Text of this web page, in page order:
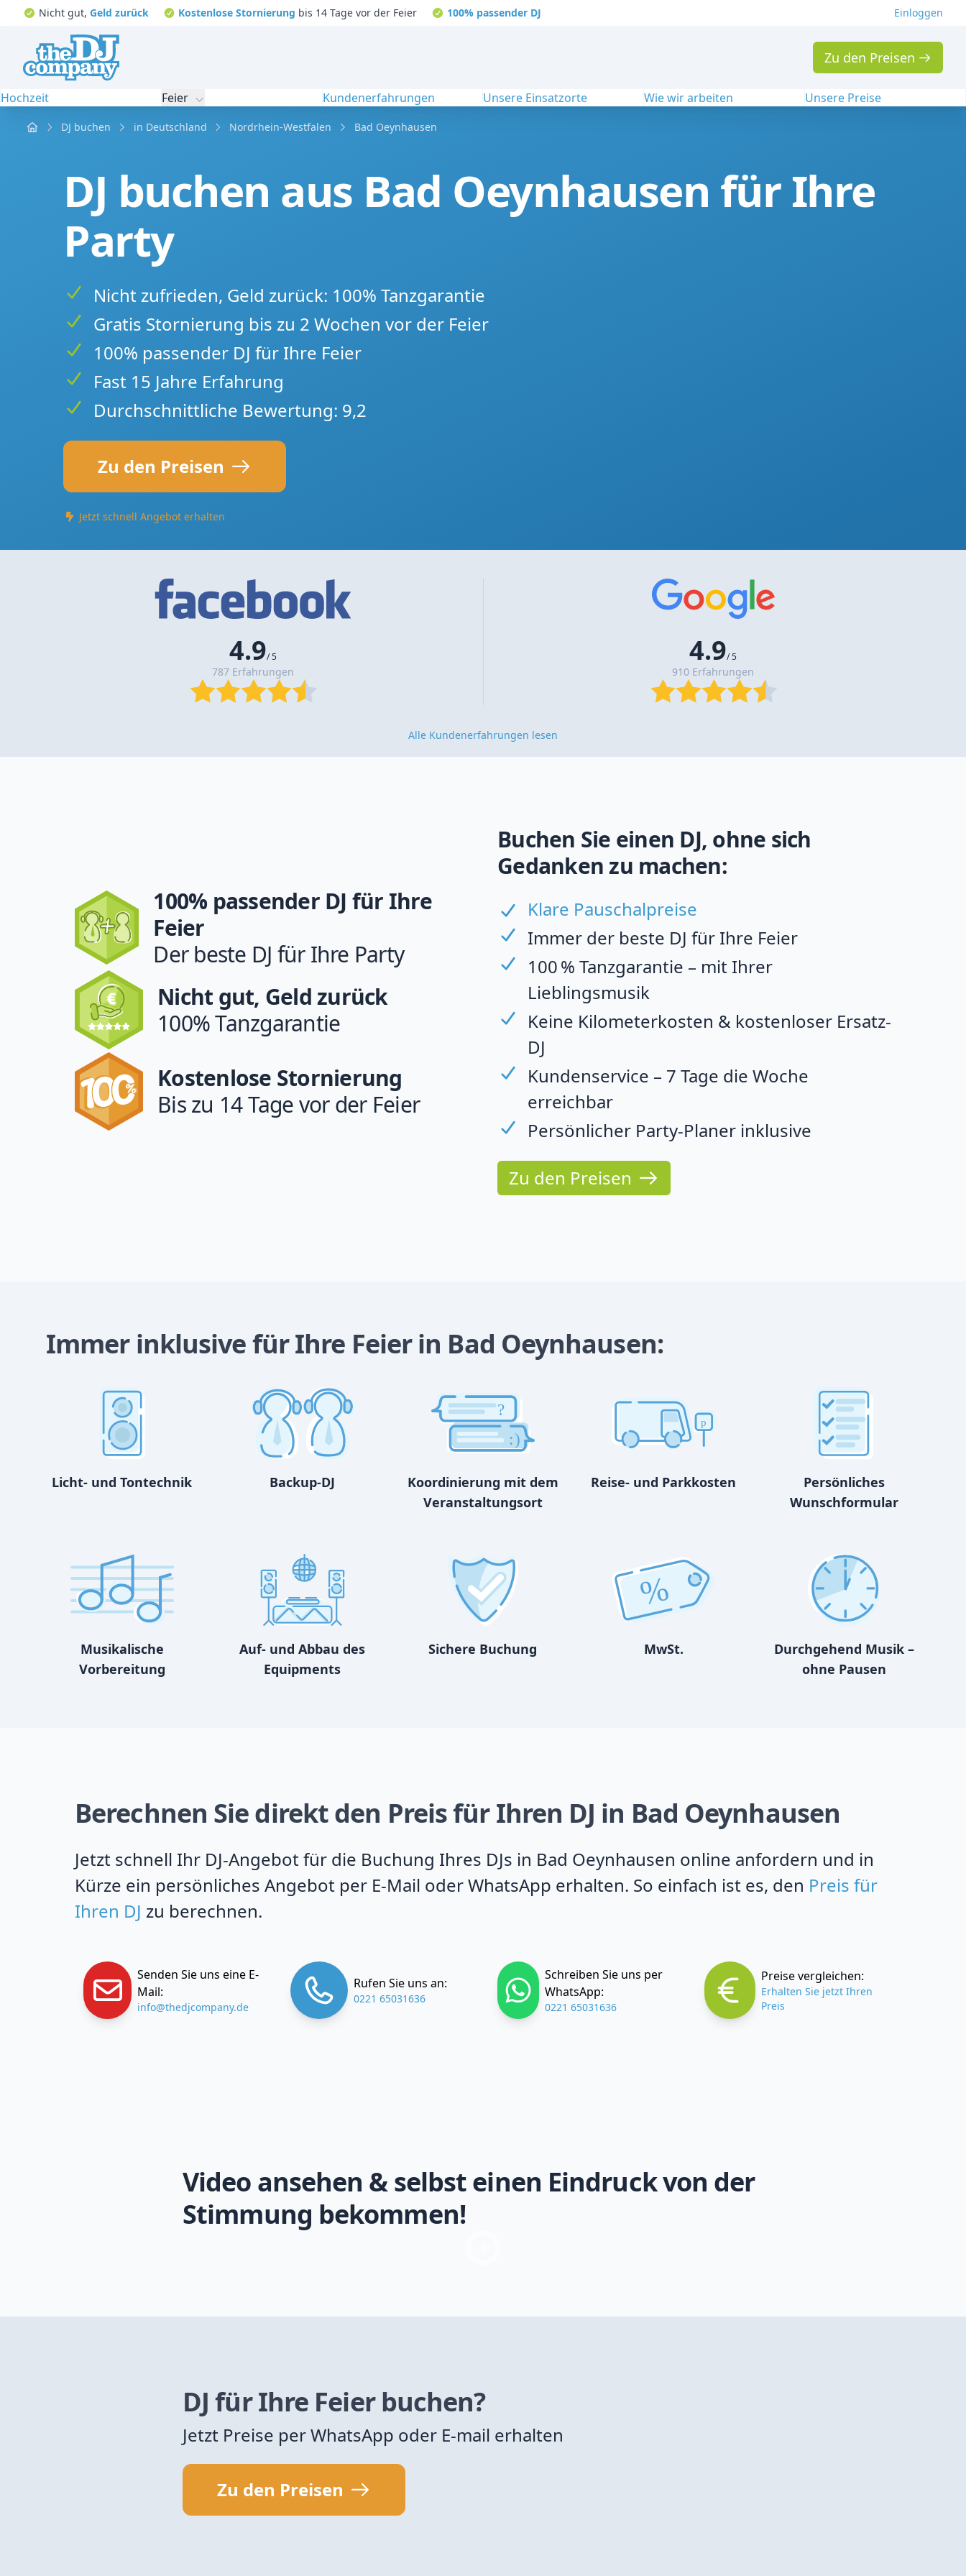
Nicht gut, Geld zurück Kostenlose Stornierung bis 14 Tage vor der Feier 100% passender DJ Einloggen
Zu den Preisen
Hochzeit Feier Kundenerfahrungen Unsere Einsatzorte Wie wir arbeiten Unsere Preise
Home DJ buchen in Deutschland Nordrhein-Westfalen Bad Oeynhausen
DJ buchen aus Bad Oeynhausen für Ihre
Party
Nicht zufrieden, Geld zurück: 100% Tanzgarantie
Gratis Stornierung bis zu 2 Wochen vor der Feier
100% passender DJ für Ihre Feier
Fast 15 Jahre Erfahrung
Durchschnittliche Bewertung: 9,2
Zu den Preisen
Jetzt schnell Angebot erhalten
4.9/ 5
787 Erfahrungen
4.9/ 5
910 Erfahrungen
Alle Kundenerfahrungen lesen
100% passender DJ für Ihre
Feier
Der beste DJ für Ihre Party
Nicht gut, Geld zurück
100% Tanzgarantie
Kostenlose Stornierung
Bis zu 14 Tage vor der Feier
Buchen Sie einen DJ, ohne sich
Gedanken zu machen:
Klare Pauschalpreise
Immer der beste DJ für Ihre Feier
100 % Tanzgarantie – mit Ihrer
Lieblingsmusik
Keine Kilometerkosten & kostenloser Ersatz-
DJ
Kundenservice – 7 Tage die Woche
erreichbar
Persönlicher Party-Planer inklusive
Zu den Preisen
Immer inklusive für Ihre Feier in Bad Oeynhausen:
Licht- und Tontechnik Backup-DJ
?
:)
Koordinierung mit dem
Veranstaltungsort
p
Reise- und Parkkosten
Persönliches
Wunschformular
Musikalische
Vorbereitung
Auf- und Abbau des
Equipments
Sichere Buchung
%
MwSt.
Durchgehend Musik –
ohne Pausen
Berechnen Sie direkt den Preis für Ihren DJ in Bad Oeynhausen
Jetzt schnell Ihr DJ-Angebot für die Buchung Ihres DJs in Bad Oeynhausen online anfordern und in
Kürze ein persönliches Angebot per E-Mail oder WhatsApp erhalten. So einfach ist es, den Preis für
Ihren DJ zu berechnen.
Senden Sie uns eine E-
Mail:
info@thedjcompany.de
Rufen Sie uns an:
0221 65031636
Schreiben Sie uns per
WhatsApp:
0221 65031636
Preise vergleichen:
Erhalten Sie jetzt Ihren
Preis
Video ansehen & selbst einen Eindruck von der
Stimmung bekommen!
DJ für Ihre Feier buchen?
Jetzt Preise per WhatsApp oder E-mail erhalten
Zu den Preisen